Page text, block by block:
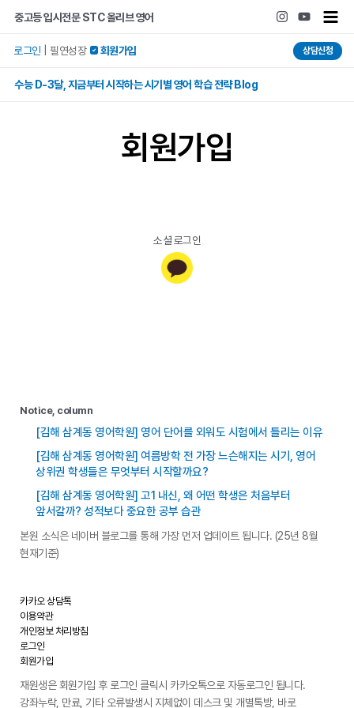
건너뛰기
중고등 입시전문 STC 올리브 영어
Main
로그인 필연성장  회원가입 상담신청
수능 D-3달, 지금부터 시작하는 시기별 영어 학습 전략 Blog
회원가입
소셜 로그인
Notice, column
[김해 삼계동 영어학원] 영어 단어를 외워도 시험에서 틀리는 이유
[김해 삼계동 영어학원] 여름방학 전 가장 느슨해지는 시기, 영어
상위권 학생들은 무엇부터 시작할까요?
[김해 삼계동 영어학원] 고1 내신, 왜 어떤 학생은 처음부터
앞서갈까? 성적보다 중요한 공부 습관
본원 소식은 네이버 블로그를 통해 가장 먼저 업데이트 됩니다. (25년 8월
현재기준)
카카오 상담톡
이용약관
개인정보 처리방침
로그인
회원가입
재원생은 회원가입 후 로그인 클릭시 카카오톡으로 자동로그인 됩니다.
강좌누락, 만료, 기타 오류발생시 지체없이 데스크 및 개별톡방, 바로